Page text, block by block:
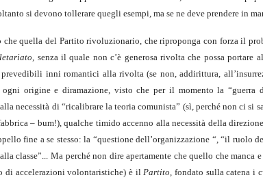
si devono tollerare quegli esempi, ma se ne deve prendere in
che quella del Partito rivoluzionario, che riproponga con forza il
, senza il quale non c’è generosa rivolta che possa
inni romantici alla rivolta (se non, addirittura,
origine e diramazione, visto che per il momento la “guerra
necessità di “ricalibrare la teoria comunista” (sì, perché non ci si
– bum!), qualche timido accenno alla necessità della
fine a se stesso: la “questione dell’organizzazione “, “il ruolo
classe”... Ma perché non dire apertamente che quello che
di accelerazioni volontaristiche) è il Partito , fondato sulla catena i